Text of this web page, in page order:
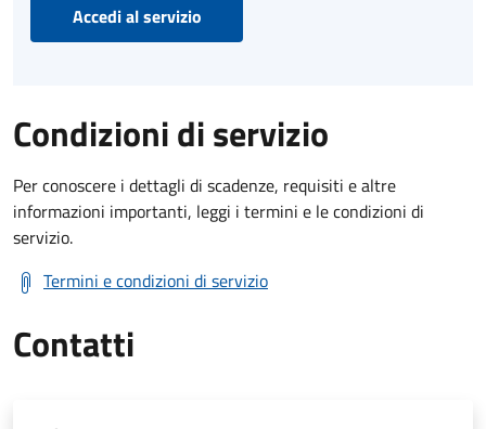
Accedi al servizio
Condizioni di servizio
Per conoscere i dettagli di scadenze, requisiti e altre
informazioni importanti, leggi i termini e le condizioni di
servizio.
Termini e condizioni di servizio
Contatti